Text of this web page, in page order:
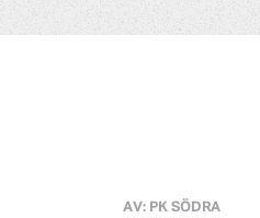
AV: PK SÖDRA